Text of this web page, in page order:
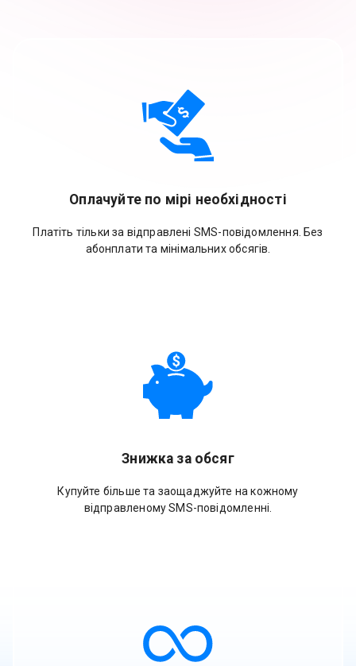
Оплачуйте по мірі необхідності
Платіть тільки за відправлені SMS-повідомлення. Без
абонплати та мінімальних обсягів.
Знижка за обсяг
Купуйте більше та заощаджуйте на кожному
відправленому SMS-повідомленні.